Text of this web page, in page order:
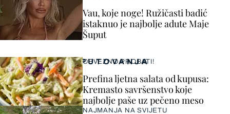
Vau, koje noge! Ružičasti badić
istaknuo je najbolje adute Maje
Šuput
PUTOVANJA
OBVEZNO PROBATI!
Prefina ljetna salata od kupusa:
Kremasto savršenstvo koje
najbolje paše uz pečeno meso
NAJMANJA NA SVIJETU